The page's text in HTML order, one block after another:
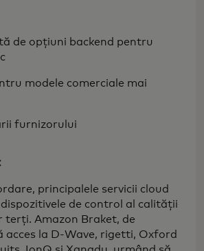
de opțiuni backend pentru
modele comerciale mai
furnizorului
principalele servicii cloud
de control al calității
terți. Amazon Braket, de
acces la D-Wave, rigetti, Oxford